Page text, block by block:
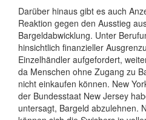
Darüber hinaus gibt es auch
Reaktion gegen den Ausstieg
Bargeldabwicklung. Unter
hinsichtlich finanzieller
Einzelhändler aufgefordert,
da Menschen ohne Zugang zu
nicht einkaufen können. New
der Bundesstaat New Jersey
untersagt, Bargeld abzulehnen.